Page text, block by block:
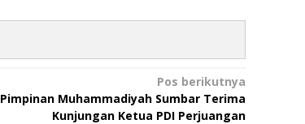
Pos berikutnya
Pimpinan Muhammadiyah Sumbar Terima
Kunjungan Ketua PDI Perjuangan